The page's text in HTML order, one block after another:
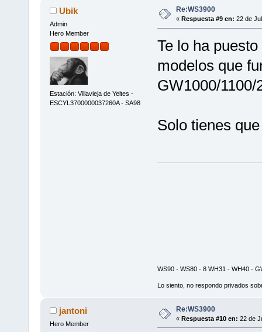
Ubik
Admin
Hero Member
Estación: Villavieja de Yeltes -
ESCYL3700000037260A - SA98
Re:WS3900
« Respuesta #9 en: 22 de
Te lo ha
modelos que
GW1000/
Solo tienes
WS90 - WS80 - 8 WH31 - WH40 -
Lo siento, no respondo privados
jantoni
Hero Member
Re:WS3900
« Respuesta #10 en: 22 de